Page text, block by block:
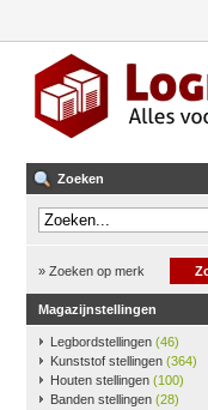
Zoeken
» Zoeken op merk
Magazijnstellingen
Legbordstellingen (46)
Kunststof stellingen (364)
Houten stellingen (100)
Banden stellingen (28)